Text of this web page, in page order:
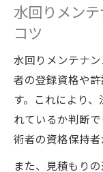
水回りメン
コツ
水回りメンテナ
者の登録資格や
す。これにより
れているか判断
術者の資格保持者
また、見積もり